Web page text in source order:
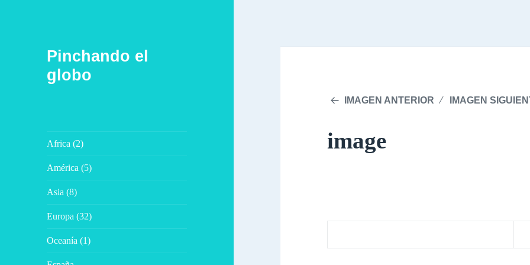
Pinchando el
globo
Africa (2)
América (5)
Asia (8)
Europa (32)
Oceanía (1)
IMAGEN ANTERIOR IMAGEN
image